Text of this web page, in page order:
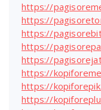
https://
https://
https://
https://
https://
https://
https://
https://